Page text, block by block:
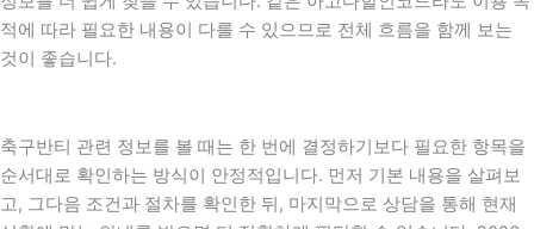
적에 따라 필요한 내용이 다를 수 있으므로 전체 흐름을 함께 보는
것이 좋습니다.
축구반티 관련 정보를 볼 때는 한 번에 결정하기보다 필요한 항목을
순서대로 확인하는 방식이 안정적입니다. 먼저 기본 내용을 살펴보
고, 그다음 조건과 절차를 확인한 뒤, 마지막으로 상담을 통해 현재